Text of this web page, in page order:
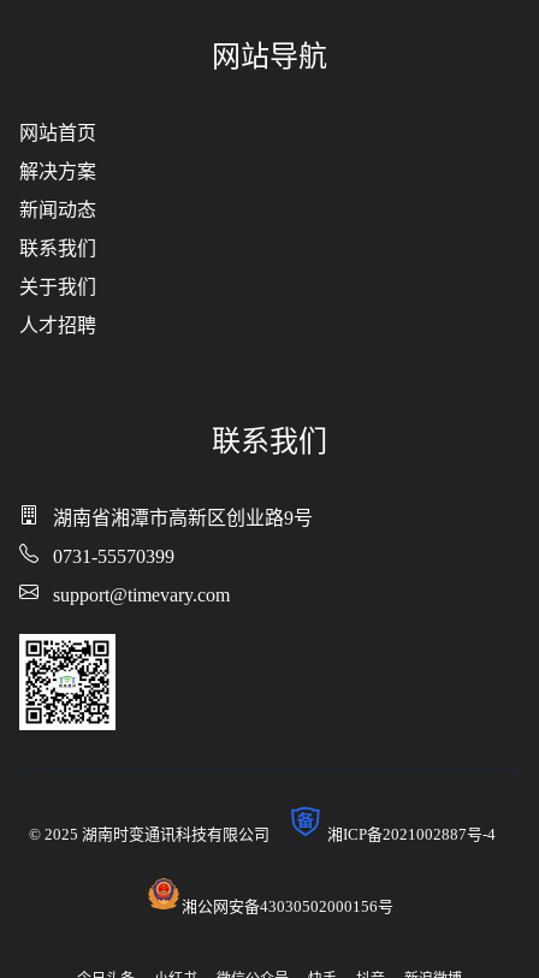
网站导航
网站首页
解决方案
新闻动态
联系我们
关于我们
人才招聘
联系我们
湖南省湘潭市高新区创业路9号
0731-55570399
support@timevary.com
© 2025 湖南时变通讯科技有限公司 湘ICP备2021002887号-4
湘公网安备43030502000156号